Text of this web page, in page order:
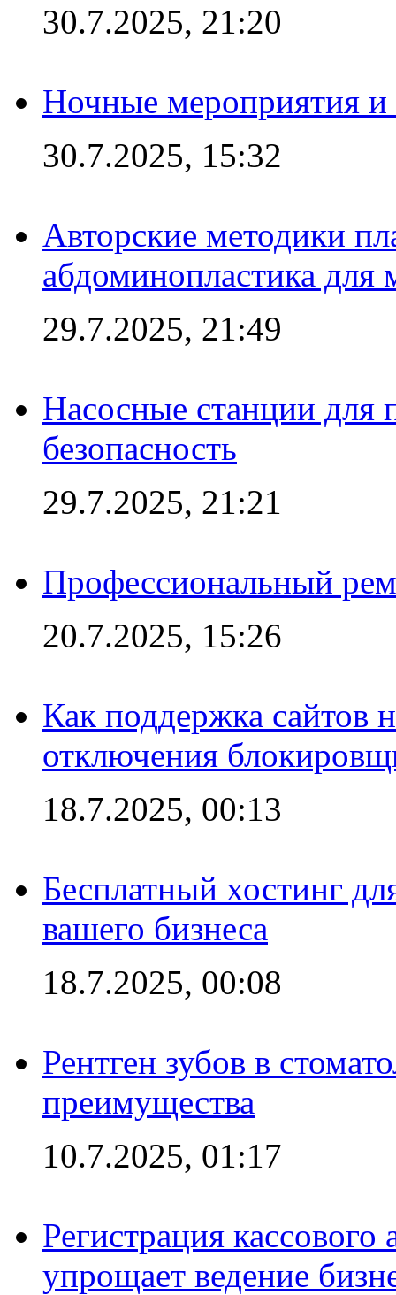
30.7.2025, 21:20
Ночные мероприятия и
30.7.2025, 15:32
Авторские методики
абдоминопластика для
29.7.2025, 21:49
Насосные станции для
безопасность
29.7.2025, 21:21
Профессиональный
20.7.2025, 15:26
Как поддержка сайтов
отключения
18.7.2025, 00:13
Бесплатный хостинг
вашего бизнеса
18.7.2025, 00:08
Рентген зубов в
преимущества
10.7.2025, 01:17
Регистрация
упрощает ведение